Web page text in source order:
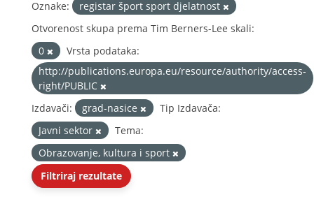
Oznake:
registar šport sport djelatnost
Otvorenost skupa prema Tim Berners-Lee skali:
0
Vrsta podataka:
http://publications.europa.eu/resource/authority/access-
right/PUBLIC
Izdavači:
grad-nasice
Tip Izdavača:
Javni sektor
Tema:
Obrazovanje, kultura i sport
Filtriraj rezultate